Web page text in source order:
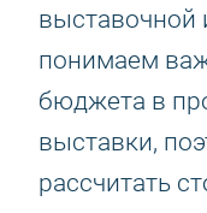
выставочной
понимаем
бюджета в
выставки,
рассчитать